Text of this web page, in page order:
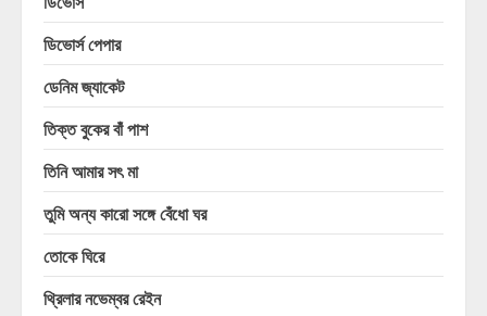
ডিভোর্স পেপার
ডেনিম জ্যাকেট
তিক্ত বুকের বাঁ পাশ
তিনি আমার সৎ মা
তুমি অন্য কারো সঙ্গে বেঁধো ঘর
তোকে ঘিরে
থ্রিলার নভেম্বর রেইন